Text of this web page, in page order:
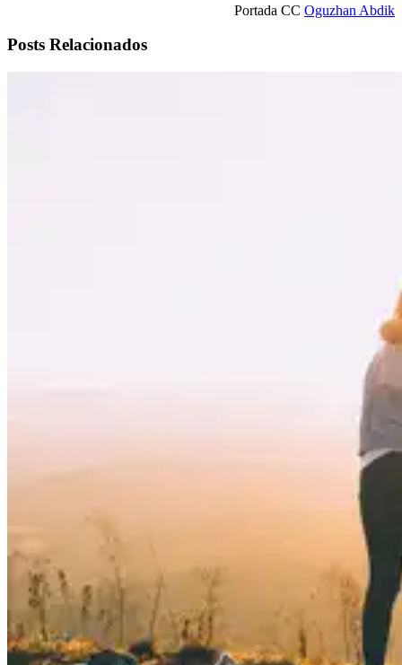
Portada CC Oguzhan Abdik
Posts Relacionados